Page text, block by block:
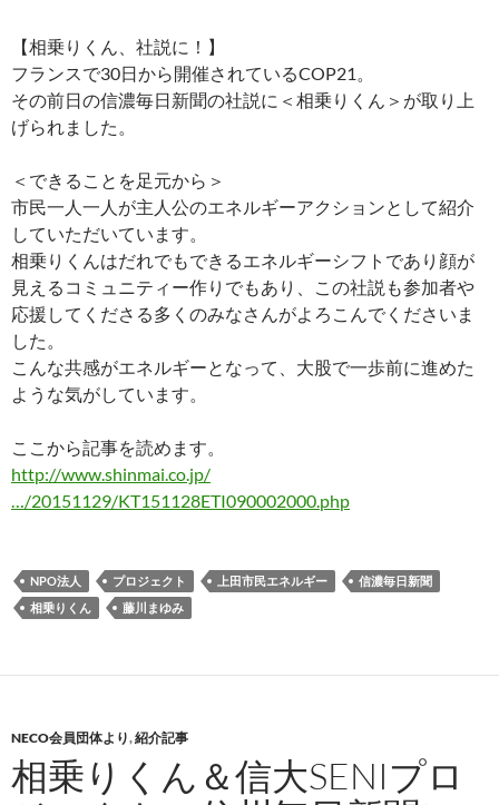
【相乗りくん、社説に！】
フランスで30日から開催されているCOP21。
その前日の信濃毎日新聞の社説に＜相乗りくん＞が取り上
げられました。
＜できることを足元から＞
市民一人一人が主人公のエネルギーアクションとして紹介
していただいています。
相乗りくんはだれでもできるエネルギーシフトであり顔が
見えるコミュニティー作りでもあり、この社説も参加者や
応援してくださる多くのみなさんがよろこんでくださいま
した。
こんな共感がエネルギーとなって、大股で一歩前に進めた
ような気がしています。
ここから記事を読めます。
http://www.shinmai.co.jp/
…/20151129/KT151128ETI090002000.php
NPO法人 プロジェクト 上田市民エネルギー
信濃毎日新聞
相乗りくん
藤川まゆみ
NECO会員団体より,紹介記事
相乗りくん＆信大SENIプロ